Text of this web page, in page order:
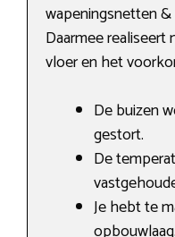
wapeningsnetten
Daarmee
vloer en het
De buizen
gestort.
De
Je hebt te